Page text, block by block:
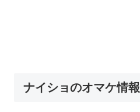
ナイショのオマケ情報